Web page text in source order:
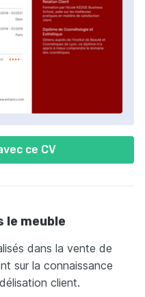
ce CV
le meuble
dans la vente de
sur la connaissance
client.